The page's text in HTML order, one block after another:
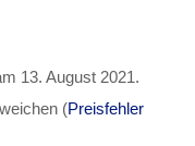
13. August 2021 .
(Preisfehler